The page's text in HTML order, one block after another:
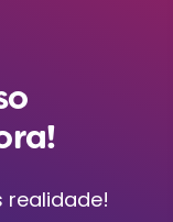
realidade!